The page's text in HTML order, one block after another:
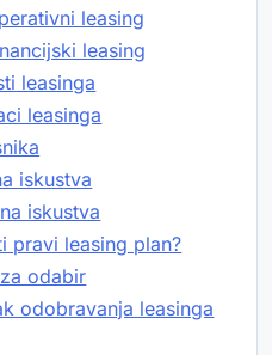
leasing
leasing
leasinga
leasinga
iskustva
iskustva
pravi leasing plan?
odabir
odobravanja leasinga